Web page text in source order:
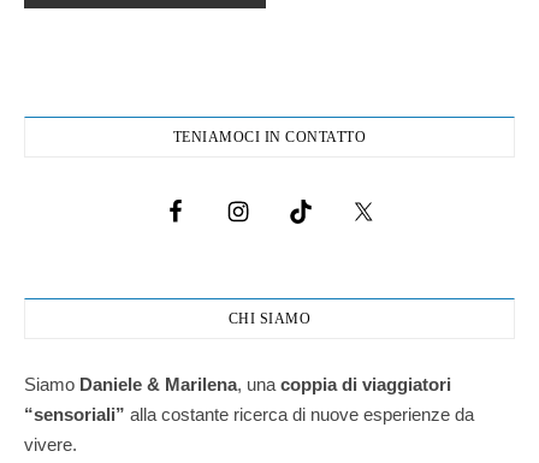
TENIAMOCI IN CONTATTO
CHI SIAMO
Siamo Daniele & Marilena, una coppia di viaggiatori
“sensoriali” alla costante ricerca di nuove esperienze da
vivere.